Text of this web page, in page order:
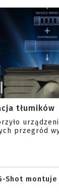
tłumików
przegród
Shot